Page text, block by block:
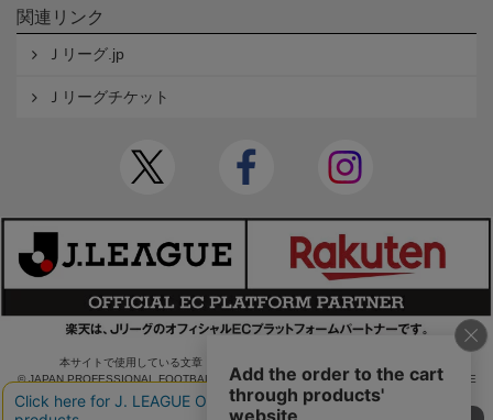
関連リンク
Ｊリーグ.jp
Ｊリーグチケット
本サイトで使用している文章・画像等の無断での複製・転載を禁止します。
© JAPAN PROFESSIONAL FOOTBALL LEAGUE Rakuten Group, Inc. ALL RIGHTS RE
SERVED.